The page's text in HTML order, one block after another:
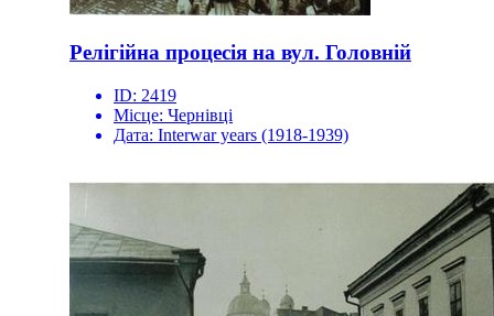
Релігійна процесія на вул. Головній
ID: 2419
Місце: Чернівці
Дата: Interwar years (1918-1939)